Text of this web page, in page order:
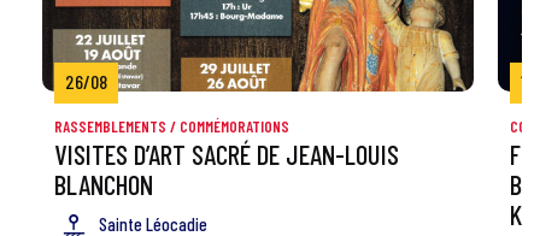
26/08
RASSEMBLEMENTS / COMMÉMORATIONS
VISITES D’ART SACRÉ DE JEAN-LOUIS
BLANCHON
Sainte Léocadie